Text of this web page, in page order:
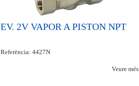
EV. 2V VAPOR A PISTON NPT
Referència: 4427N
Veure més